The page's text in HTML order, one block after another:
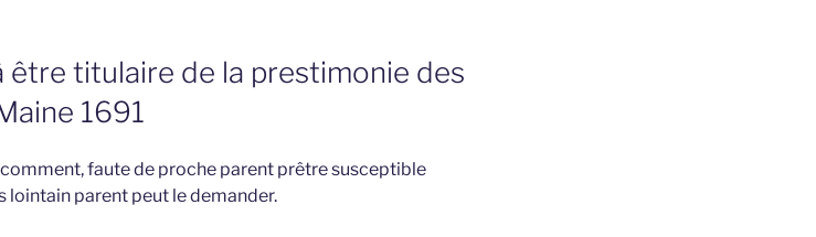
être titulaire de la prestimonie des
1691
faute de proche parent prêtre susceptible
lointain parent peut le demander.